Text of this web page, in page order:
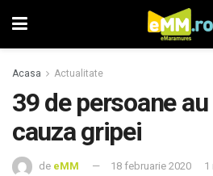
Acasa Actualitate
39 de persoane
cauza gripei
de eMM 18 februarie 2020 1